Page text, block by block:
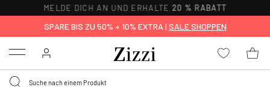
MELDE DICH AN UND ERHALTE 20 % RABATT
SPARE BIS ZU 50% + 10% EXTRA | SALE SHOPPEN
Menu